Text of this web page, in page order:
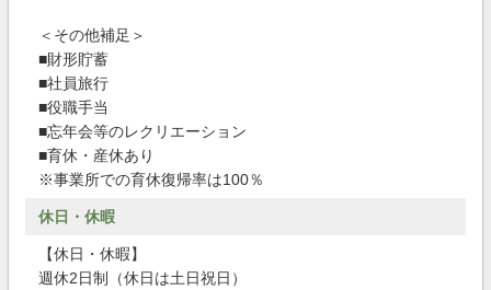
＜その他補足＞
■財形貯蓄
■社員旅行
■役職手当
■忘年会等のレクリエーション
■育休・産休あり
※事業所での育休復帰率は100％
休日・休暇
【休日・休暇】
週休2日制（休日は土日祝日）